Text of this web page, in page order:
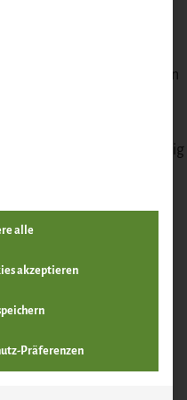
einem ebenso raffinierten
nicht nur optisch ein
sondern auch
cremig, mild, leicht buttrig
Wildsauce.
Risotto-Reis (z. B. Arborio
rühren.
lassen.
angießen, dabei ständig
Fond auflösen und
alle
akzeptieren
Präferenzen